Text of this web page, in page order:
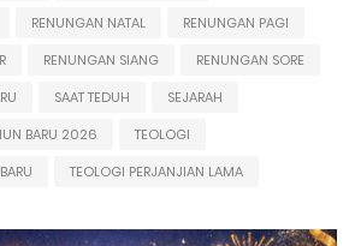
RENUNGAN NATAL
RENUNGAN PAGI
RENUNGAN SIANG
RENUNGAN SORE
SAAT TEDUH
SEJARAH
BARU 2026
TEOLOGI
TEOLOGI PERJANJIAN LAMA